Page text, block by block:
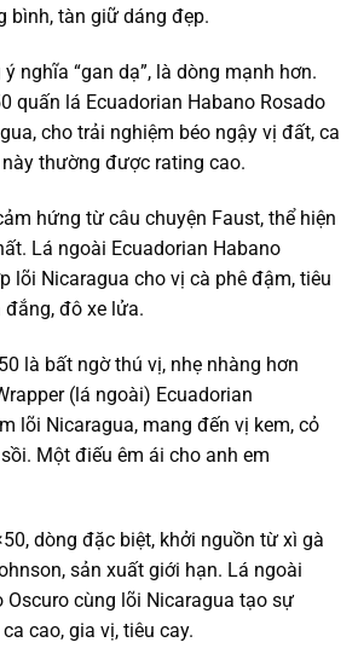
bình, tàn giữ dáng đẹp.
nghĩa “gan dạ”, là dòng mạnh hơn.
quấn lá Ecuadorian Habano Rosado
cho trải nghiệm béo ngậy vị đất, ca
thường được rating cao.
hứng từ câu chuyện Faust, thể hiện
Lá ngoài Ecuadorian Habano
lõi Nicaragua cho vị cà phê đậm, tiêu
đô xe lửa.
là bất ngờ thú vị, nhẹ nhàng hơn
(lá ngoài) Ecuadorian
lõi Nicaragua, mang đến vị kem, cỏ
Một điếu êm ái cho anh em
dòng đặc biệt, khởi nguồn từ xì gà
sản xuất giới hạn. Lá ngoài
Oscuro cùng lõi Nicaragua tạo sự
cao, gia vị, tiêu cay.